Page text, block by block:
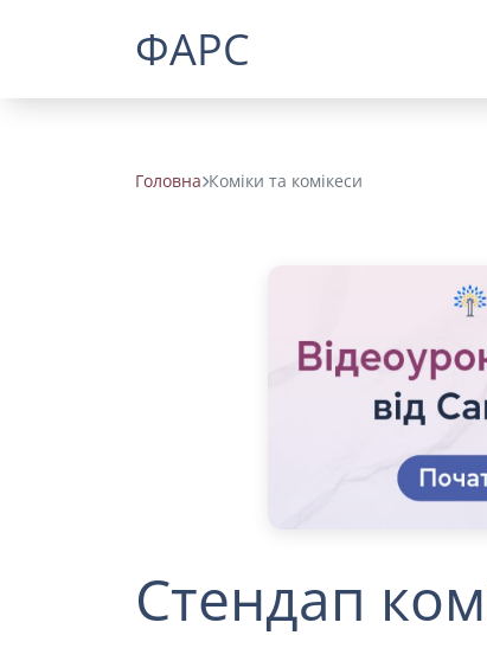
ФАРС
Головна Коміки та комікеси
Стендап